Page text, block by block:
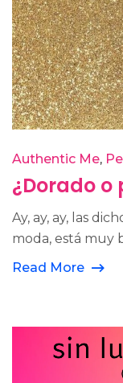
Authentic Me
¿Dorado o
Ay, ay, ay, las
moda, está muy
Read More